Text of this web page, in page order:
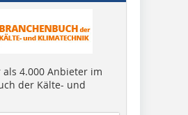
als 4.000 Anbieter im
der Kälte- und